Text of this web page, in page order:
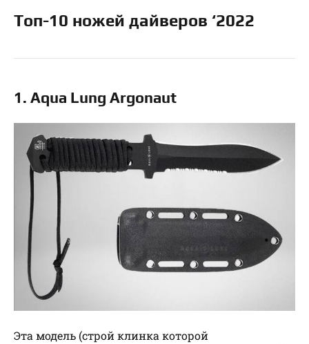
Топ-10 ножей дайверов ‘2022
1. Aqua Lung Argonaut
Эта модель (строй клинка которой